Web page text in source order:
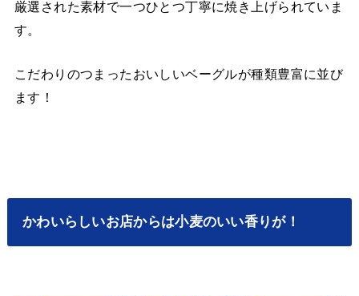
厳選された素材で一つひとつ丁寧に焼き上げられていま
す。
こだわりのつまったおいしいベーグルが種類豊富に並び
ます！
かわいらしいお店からは小麦のいい香りが！